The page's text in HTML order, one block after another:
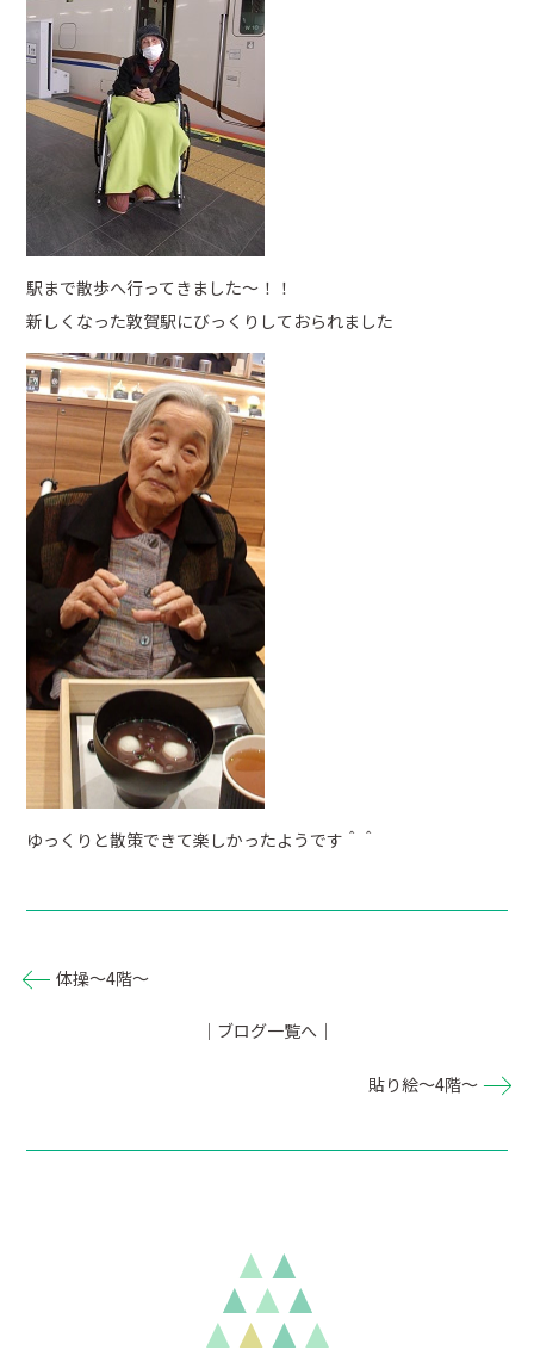
駅まで散歩へ行ってきました～！！
新しくなった敦賀駅にびっくりしておられました
ゆっくりと散策できて楽しかったようです＾＾
体操～4階～
｜ブログ一覧へ｜
貼り絵～4階～